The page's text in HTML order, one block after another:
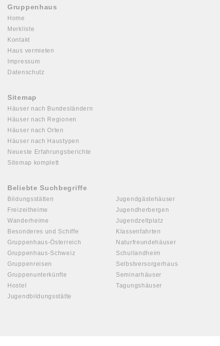
Gruppenhaus
Home
Merkliste
Kontakt
Haus vermieten
Impressum
Datenschutz
Sitemap
Häuser nach Bundesländern
Häuser nach Regionen
Häuser nach Orten
Häuser nach Haustypen
Neueste Erfahrungsberichte
Sitemap komplett
Beliebte Suchbegriffe
Bildungsstätten
Freizeitheime
Wanderheime
Besonderes und Schiffe
Gruppenhaus-Österreich
Gruppenhaus-Schweiz
Gruppenreisen
Gruppenunterkünfte
Hostel
Jugendbildungsstätte
Jugendgästehäuser
Jugendherbergen
Jugendzeltplatz
Klassenfahrten
Naturfreundehäuser
Schullandheim
Selbstversorgerhaus
Seminarhäuser
Tagungshäuser